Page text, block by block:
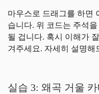
마우스로 드래그를 하면
습니다. 위 코드는 주석
될 겁니다. 혹시 이해가
겨주세요. 자세히 설명해
실습 3: 왜곡 거울